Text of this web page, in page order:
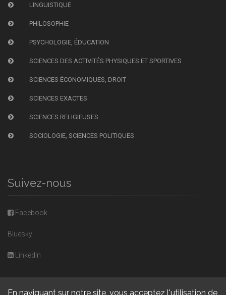
En naviguant sur notre site, vous acceptez l'utilisation de
LINGUISTIQUE
PHILOSOPHIE
PSYCHOLOGIE, ÉDUCATION
SCIENCES DES ACTIVITÉS PHYSIQUES ET SPORTIVES
SCIENCES ÉCONOMIQUES, DROIT
SCIENCES EXACTES
SCIENCES RELIGIEUSES
SOCIOLOGIE, SCIENCES POLITIQUES
Suivez-nous
Facebook
Bluesky
LinkedIn